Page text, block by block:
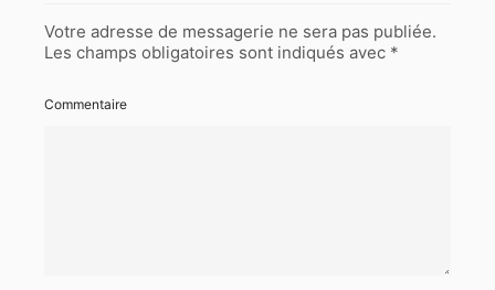
Votre adresse de messagerie ne sera pas publiée.
Les champs obligatoires sont indiqués avec *
Commentaire